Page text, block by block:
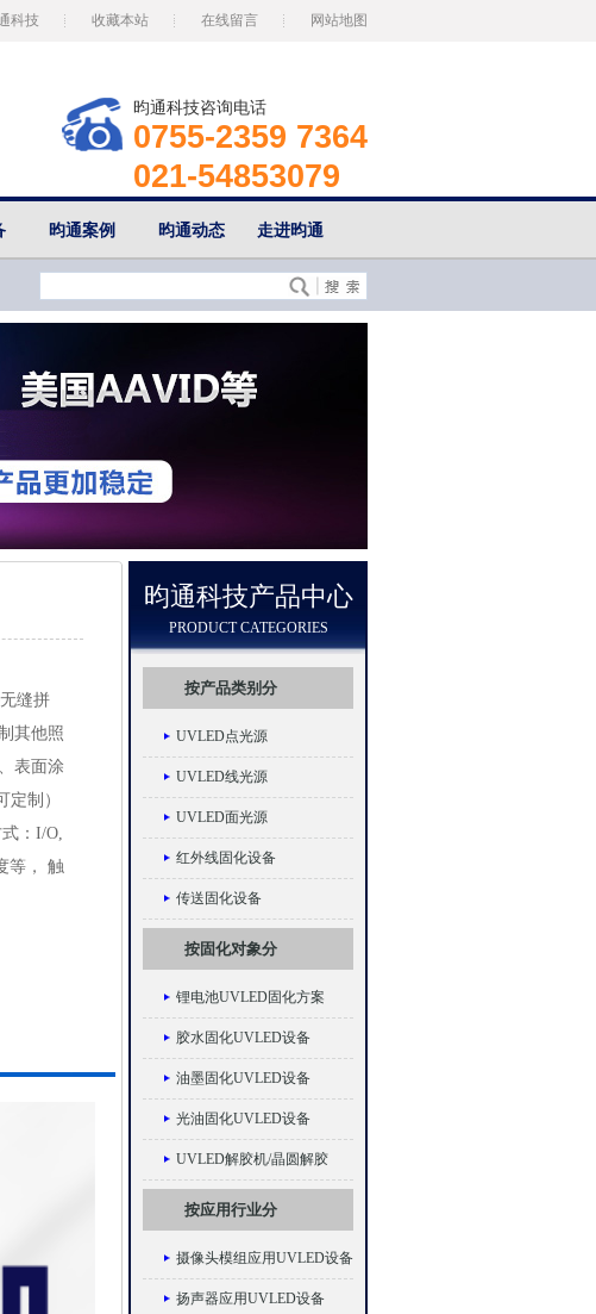
科技 收藏本站 在线留言 网站地图
昀通科技咨询电话
0755-2359 7364
021-54853079
昀通案例 昀通动态 走进昀通
缝拼
其他照
表面涂
制）
：I/O,
等， 触
昀通科技产品中心
PRODUCT CATEGORIES
按产品类别分
UVLED点光源
UVLED线光源
UVLED面光源
红外线固化设备
传送固化设备
按固化对象分
锂电池UVLED固化方案
胶水固化UVLED设备
油墨固化UVLED设备
光油固化UVLED设备
UVLED解胶机/晶圆解胶
按应用行业分
摄像头模组应用UVLED设备
扬声器应用UVLED设备